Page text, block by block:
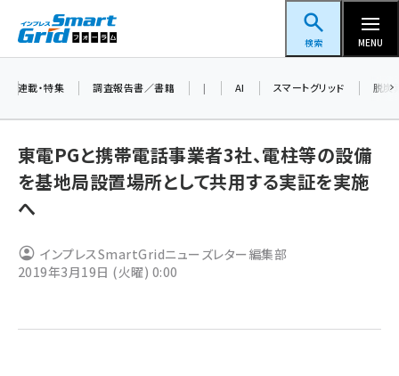
ン
スマートグリッドフォーラム
検索 MENU
ペロブスカイト (325)
ngn (262)
連載・特集 調査報告書／書籍 | AI スマートグリッド 脱炭
東電PGと携帯電話事業者3社、電柱等の設備
を基地局設置場所として共用する実証を実施
へ
インプレスSmartGridニューズレター編集部
2019年3月19日 (火曜) 0:00